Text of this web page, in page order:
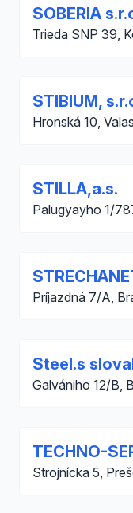
SOBERIA
Trieda SNP 39,
STIBIUM,
Hronská 10,
STILLA,a.s.
Palugyayho 1/
Príjazdná 7/A,
Steel.s
Galvániho 12/B,
TECHNO-
Strojnícka 5,